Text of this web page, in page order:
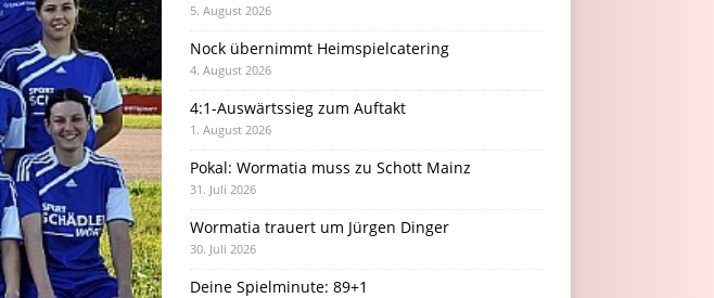
5. August 2026
Nock übernimmt Heimspielcatering
4. August 2026
4:1-Auswärtssieg zum Auftakt
1. August 2026
Pokal: Wormatia muss zu Schott Mainz
31. Juli 2026
Wormatia trauert um Jürgen Dinger
30. Juli 2026
Deine Spielminute: 89+1